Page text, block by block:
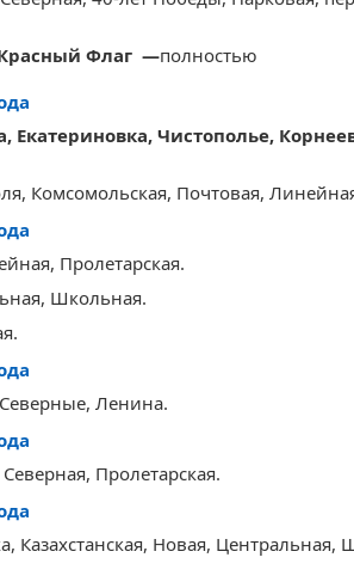
Красный Флаг —полностью
Екатериновка, Чистополье,
Комсомольская, Почтовая,
Пролетарская.
Школьная.
Ленина.
Пролетарская.
Казахстанская, Новая, Центральная,